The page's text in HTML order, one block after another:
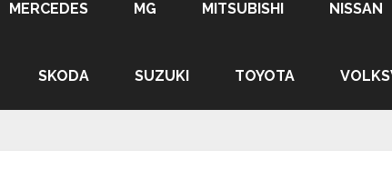
MERCEDES MG MITSUBISHI NISSAN
SKODA SUZUKI TOYOTA